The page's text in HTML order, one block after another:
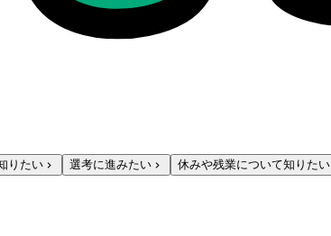
りたい 選考に進みたい 休みや残業について知りたい